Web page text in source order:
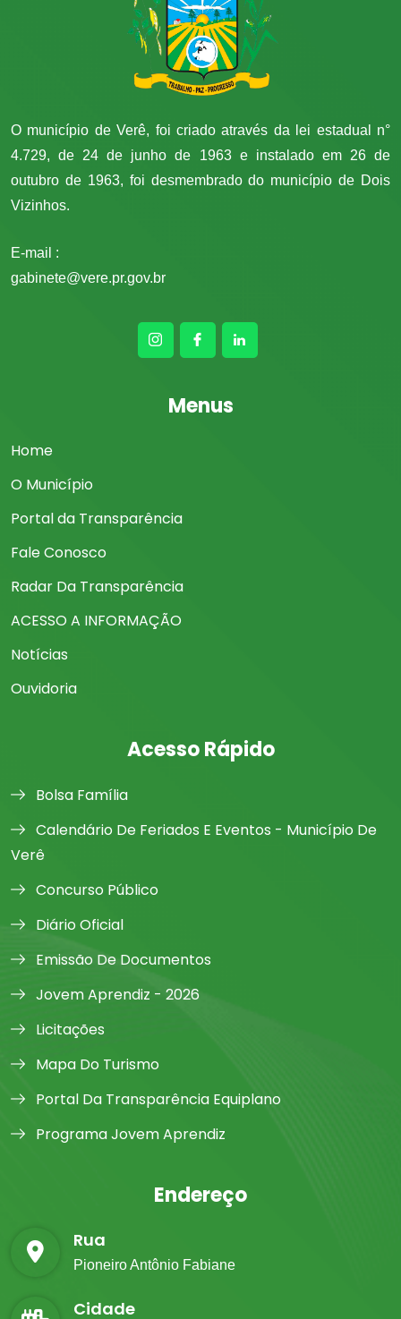
O município de Verê, foi criado através da lei estadual n°
4.729, de 24 de junho de 1963 e instalado em 26 de
outubro de 1963, foi desmembrado do município de Dois
Vizinhos.
E-mail :
gabinete@vere.pr.gov.br
Menus
Home
O Município
Portal da Transparência
Fale Conosco
Radar Da Transparência
ACESSO A INFORMAÇÃO
Notícias
Ouvidoria
Acesso Rápido
Bolsa Família
Calendário De Feriados E Eventos - Município De
Verê
Concurso Público
Diário Oficial
Emissão De Documentos
Jovem Aprendiz - 2026
Licitações
Mapa Do Turismo
Portal Da Transparência Equiplano
Programa Jovem Aprendiz
Endereço
Rua
Pioneiro Antônio Fabiane
Cidade